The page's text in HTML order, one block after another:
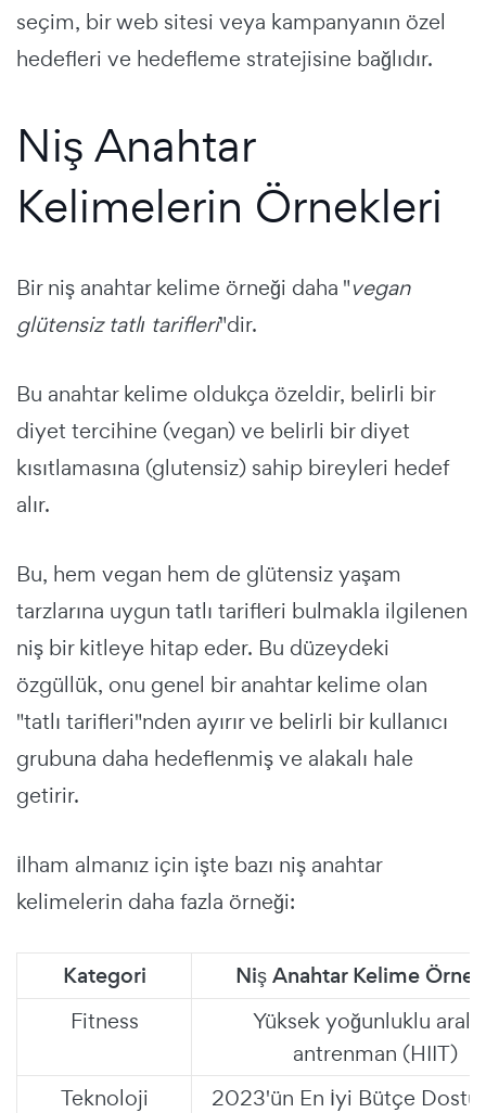
seçim, bir web sitesi veya kampanyanın özel
hedefleri ve hedefleme stratejisine bağlıdır.
Niş Anahtar
Kelimelerin Örnekleri
Bir niş anahtar kelime örneği daha "vegan
glütensiz tatlı tarifleri"dir.
Bu anahtar kelime oldukça özeldir, belirli bir
diyet tercihine (vegan) ve belirli bir diyet
kısıtlamasına (glutensiz) sahip bireyleri hedef
alır.
Bu, hem vegan hem de glütensiz yaşam
tarzlarına uygun tatlı tarifleri bulmakla ilgilenen
niş bir kitleye hitap eder. Bu düzeydeki
özgüllük, onu genel bir anahtar kelime olan
"tatlı tarifleri"nden ayırır ve belirli bir kullanıcı
grubuna daha hedeflenmiş ve alakalı hale
getirir.
İlham almanız için işte bazı niş anahtar
kelimelerin daha fazla örneği:
Kategori Niş Anahtar Kelime
Fitness
Yüksek yoğunluklu
antrenman (HIIT)
Teknoloji
2023'ün En İyi Bütçe Dostu